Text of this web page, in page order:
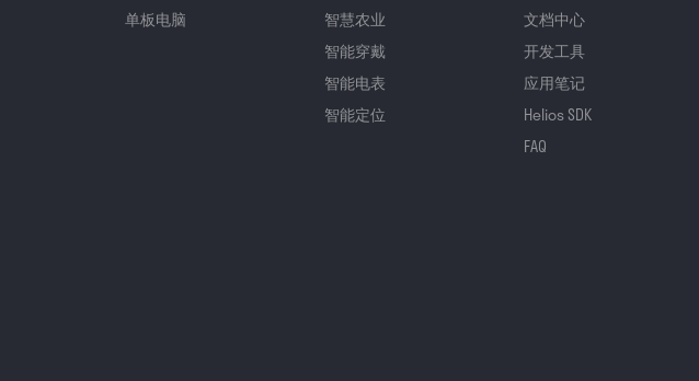
单板电脑
智慧农业
智能穿戴
智能电表
智能定位
文档中心
开发工具
应用笔记
Helios SDK
FAQ